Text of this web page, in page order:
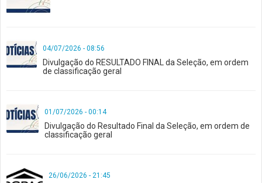
04/07/2026 - 08:56
Divulgação do RESULTADO FINAL da Seleção, em ordem
de classificação geral
01/07/2026 - 00:14
Divulgação do Resultado Final da Seleção, em ordem de
classificação geral
26/06/2026 - 21:45